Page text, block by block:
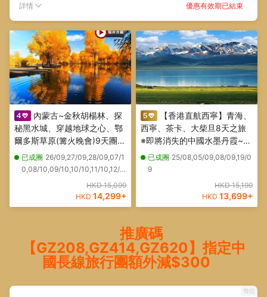
詳情 優惠有效期已結束
內蒙古~金秋胡楊林、探
秘黑水城、穿越地球之心、鄂
爾多斯草原(篝火晚會)9天團
重本安排：蒙古族宮廷國宴~
詐馬宴、額濟納旗金色森林~
延海(觀日出日落）、怪樹林
已成團 26/09,27/09,28/09,07/1
0,08/10,09/10,10/10,11/10,12/1
HKD 15,099
HKD 14,299+
【香港直航西寧】青海、
西寧、茶卡、大柴旦8天之旅
※即將消失的中國水墨丹霞~黑
獨山、天空之鏡~茶卡鹽湖、
中國面積最大高原內陸咸水湖
星際野奢酒店、保證安排乘坐
已成團 25/08,05/09,08/09,19/0
9
HKD 15,199
HKD 13,699+
推廣碼
【GZ208,GZ414,GZ620】指定中
國長線旅行團額外減$300
每位